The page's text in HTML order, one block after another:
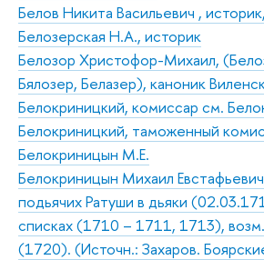
Белов Никита Васильевич ,
Белозерская Н.А., историк
Белозор Христофор-Михаил,
Бялозер, Белазер), каноник
Белокриницкий, комиссар см.
Белокриницкий, таможенный
Белокриницын М.Е.
Белокриницын Михаил
подьячих Ратуши в дьяки
списках (1710 – 1711, 1713),
(1720). (Источн.: Захаров.